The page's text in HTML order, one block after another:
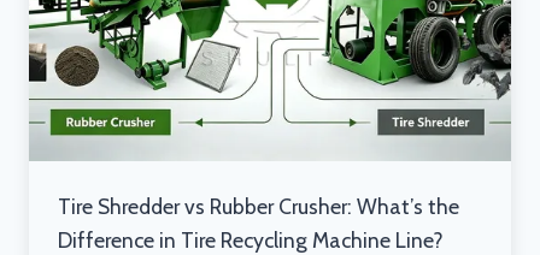
Tire Shredder vs Rubber Crusher: What’s the
Difference in Tire Recycling Machine Line?